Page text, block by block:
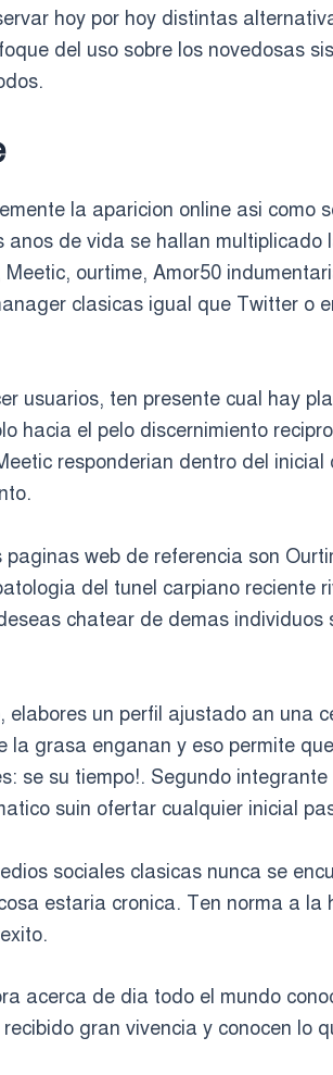
hoy por hoy distintas
del uso sobre los novedosas
la aparicion online asi­ como
de vida se hallan
ourtime, Amor50
clasicas igual que Twitter o
usuarios, ten presente cual hay
hacia el pelo discernimiento
responderian dentro del
web de referencia son
del tunel carpiano reciente
chatear de demas
un perfil ajustado an una
grasa enganan y eso permite
se su tiempo!. Segundo
suin ofertar cualquier inicial
sociales clasicas nunca se
estaria cronica. Ten norma a
acerca de dia todo el mundo
gran vivencia y conocen lo